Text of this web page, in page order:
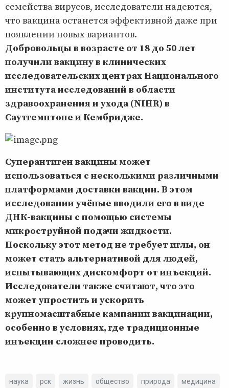
семейства вирусов, исследователи надеются,
что вакцина останется эффективной даже при
появлении новых вариантов.
Добровольцы в возрасте от 18 до 50 лет
получили вакцину в клинических
исследовательских центрах Национального
института исследований в области
здравоохранения и ухода (NIHR) в
Саутгемптоне и Кембридже.
Суперантиген вакцины может
использоваться с несколькими различными
платформами доставки вакцин. В этом
исследовании учёные вводили его в виде
ДНК-вакцины с помощью системы
микроструйной подачи жидкости.
Поскольку этот метод не требует иглы, он
может стать альтернативой для людей,
испытывающих дискомфорт от инъекций.
Исследователи также считают, что это
может упростить и ускорить
крупномасштабные кампании вакцинации,
особенно в условиях, где традиционные
инъекции сложнее проводить.
наука рск жизнь общество природа
медицина